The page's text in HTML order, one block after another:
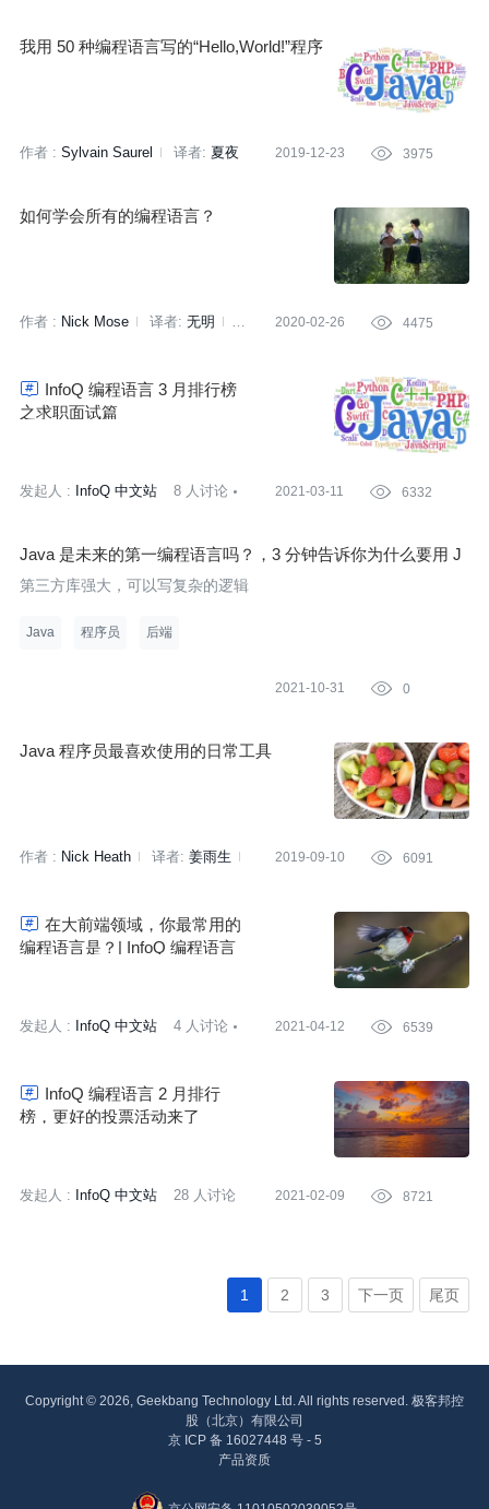
我用 50 种编程语言写的“Hello,World!”程序
作者 : Sylvain Saurel 译者: 夏夜
2019-12-23  3975
如何学会所有的编程语言？
作者 : Nick Mose 译者: 无明
2020-02-26  4475

InfoQ 编程语言 3 月排行榜
之求职面试篇
发起人 : InfoQ 中文站
8 人讨论
2021-03-11  6332
Java 是未来的第一编程语言吗？，3 分钟告诉你为什么要用 J
ava 开发高频交易系统
第三方库强大，可以写复杂的逻辑
Java 程序员 后端
2021-10-31  0
Java 程序员最喜欢使用的日常工具
作者 : Nick Heath 译者: 姜雨生
2019-09-10  6091

在大前端领域，你最常用的
编程语言是？| InfoQ 编程语言
发起人 : InfoQ 中文站
4 人讨论
2021-04-12  6539

InfoQ 编程语言 2 月排行
榜，更好的投票活动来了
发起人 : InfoQ 中文站
28 人讨论
2021-02-09  8721
1 2 3 下一页 尾页
Copyright © 2026, Geekbang Technology Ltd. All rights reserved. 极客邦控
股（北京）有限公司
京 ICP 备 16027448 号 - 5
产品资质